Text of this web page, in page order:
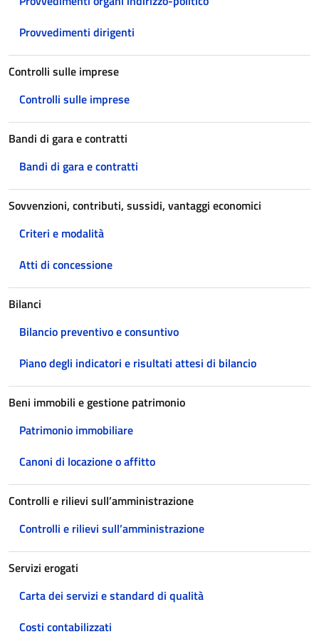
Provvedimenti dirigenti
Controlli sulle imprese
Controlli sulle imprese
Bandi di gara e contratti
Bandi di gara e contratti
Sovvenzioni, contributi, sussidi, vantaggi economici
Criteri e modalità
Atti di concessione
Bilanci
Bilancio preventivo e consuntivo
Piano degli indicatori e risultati attesi di bilancio
Beni immobili e gestione patrimonio
Patrimonio immobiliare
Canoni di locazione o affitto
Controlli e rilievi sull’amministrazione
Controlli e rilievi sull’amministrazione
Servizi erogati
Carta dei servizi e standard di qualità
Costi contabilizzati